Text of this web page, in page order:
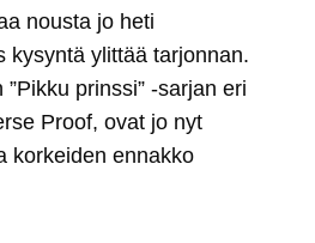
nousta jo heti
kysyntä ylittää tarjonnan.
prinssi” -sarjan eri
Proof, ovat jo nyt
korkeiden ennakko